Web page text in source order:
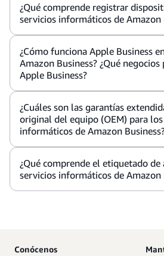
¿Qué comprende registrar
servicios informáticos de Amazon
¿Cómo funciona Apple Business
Amazon Business? ¿Qué negocios
Apple Business?
¿Cuáles son las garantías
original del equipo (OEM) para
informáticos de Amazon
¿Qué comprende el etiquetado de
servicios informáticos de Amazon
Conócenos